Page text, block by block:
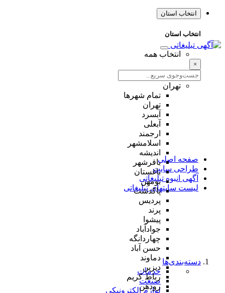
انتخاب استان
انتخاب استان
انتخاب همه
×
تهران
تمام شهر‌ها
تهران
آبسرد
آبعلی
ارجمند
اسلامشهر
اندیشه
باقرشهر
باغستان
بومهن
پاکدشت
پردیس
پرند
پیشوا
جوادآباد
چهاردانگه
حسن آباد
دماوند
دیزین
رباط کریم
رودهن
صفحه اصلی
طراحی سایت
آگهی انبوه تبلیغاتی
لیست سایتهای تبلیغاتی
دسته‌بندی‌ها
خدمات
صنعت
لوازم الکترونیکی